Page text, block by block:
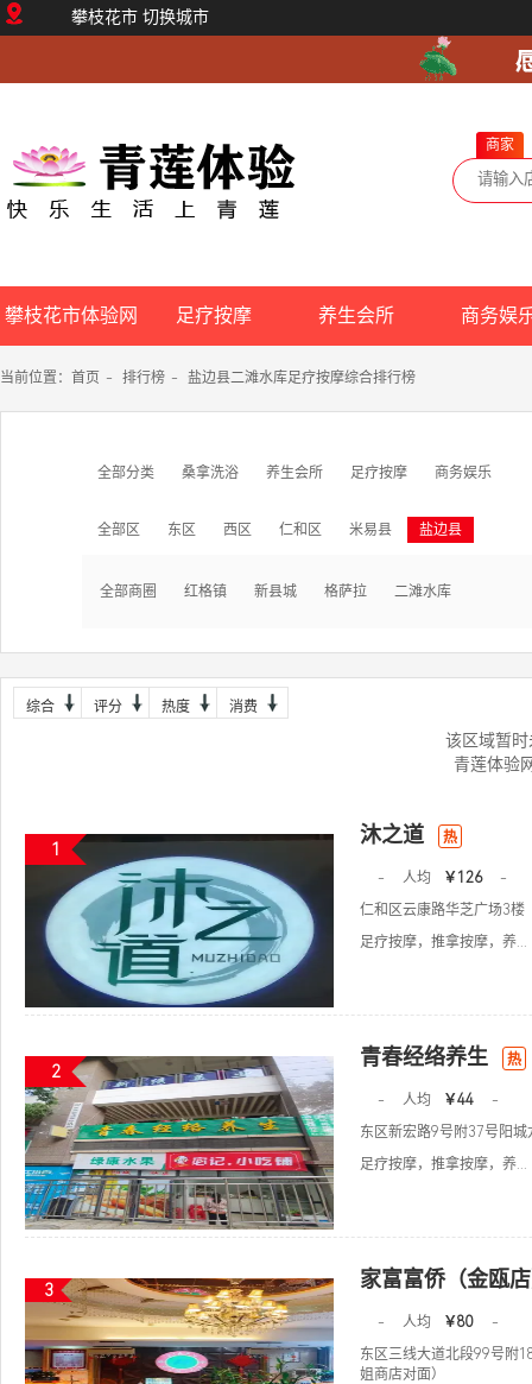
攀枝花市 切换城市
商家
攀枝花市体验网 足疗按摩 养生会所 商务娱
当前位置： 首页 - 排行榜 - 盐边县二滩水库足疗按摩综合排行榜
全部分类 桑拿洗浴 养生会所 足疗按摩 商务娱乐
全部区 东区 西区 仁和区 米易县 盐边县
全部商圈 红格镇 新县城 格萨拉 二滩水库
综合 评分 热度 消费
该区域暂
青莲体验
1
沐之道 热
- 人均 ￥126
-
仁和区云康路华芝广场3楼
足疗按摩，推拿按摩，养...
2
青春经络养生 热
- 人均 ￥44
-
东区新宏路9号附37号阳
足疗按摩，推拿按摩，养...
3 家富富侨（金瓯
- 人均 ￥80
-
东区三线大道北段99号附
姐商店对面）